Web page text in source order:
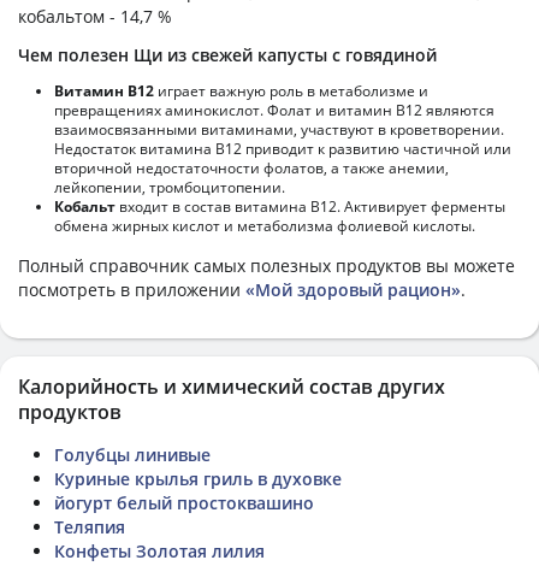
кобальтом - 14,7 %
Чем полезен Щи из свежей капусты с говядиной
Витамин В12 играет важную роль в метаболизме и
превращениях аминокислот. Фолат и витамин В12 являются
взаимосвязанными витаминами, участвуют в кроветворении.
Недостаток витамина В12 приводит к развитию частичной или
вторичной недостаточности фолатов, а также анемии,
лейкопении, тромбоцитопении.
Кобальт входит в состав витамина В12. Активирует ферменты
обмена жирных кислот и метаболизма фолиевой кислоты.
Полный справочник самых полезных продуктов вы можете
посмотреть в приложении «Мой здоровый рацион».
Калорийность и химический состав других
продуктов
Голубцы линивые
Куриные крылья гриль в духовке
йогурт белый простоквашино
Теляпия
Конфеты Золотая лилия